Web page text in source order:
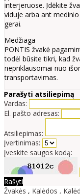
interjeruose. Įdėkite
viduje arba ant
gerai.
Medžiaga
PONTIS žvakė
todėl būsite tikri, kad
nepriklausomai nuo
transportavimas.
Parašyti atsiliepimą
Vardas:
El. pašto adresas:
Atsiliepimas:
Įvertinimas:
Įveskite saugos kodą:
Rašyti
Žvakės , Kalėdos ,